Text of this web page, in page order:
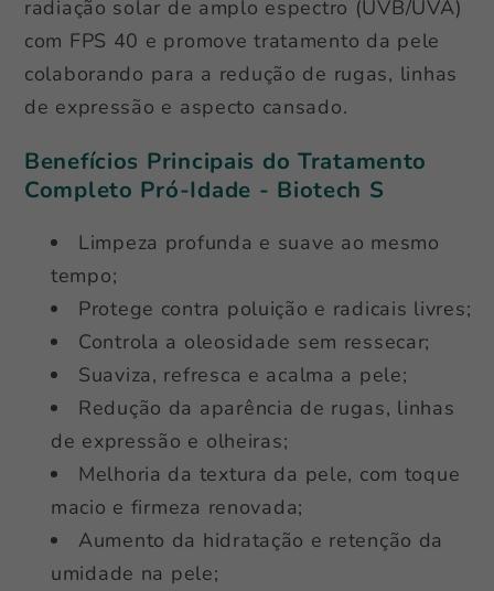
radiação solar de amplo espectro (UVB/UVA)
com FPS 40 e promove tratamento da pele
colaborando para a redução de rugas, linhas
de expressão e aspecto cansado.
Benefícios Principais do Tratamento
Completo Pró-Idade - Biotech S
Limpeza profunda e suave ao mesmo
tempo;
Protege contra poluição e radicais livres;
Controla a oleosidade sem ressecar;
Suaviza, refresca e acalma a pele;
Redução da aparência de rugas, linhas
de expressão e olheiras;
Melhoria da textura da pele, com toque
macio e firmeza renovada;
Aumento da hidratação e retenção da
umidade na pele;